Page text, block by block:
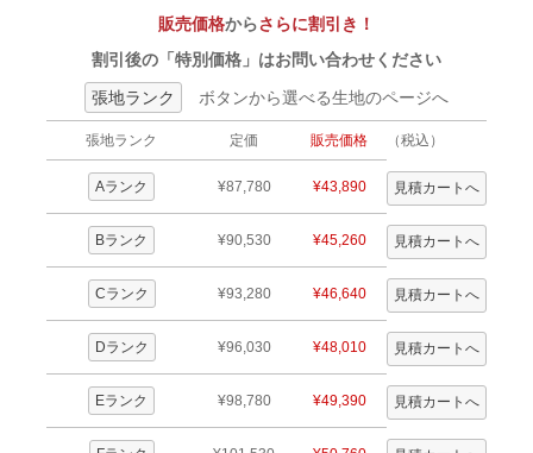
販売価格からさらに割引き！
割引後の「特別価格」はお問い合わせください
張地ランク
ボタンから選べる生地のページへ
張地ランク 定価 販売価格 （税込）
Aランク ¥87,780 ¥43,890
Bランク ¥90,530 ¥45,260
Cランク ¥93,280 ¥46,640
Dランク ¥96,030 ¥48,010
Eランク ¥98,780 ¥49,390